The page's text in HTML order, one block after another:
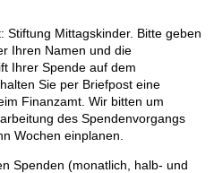
Stiftung Mittagskinder. Bitte geben
Ihren Namen und die
Ihrer Spende auf dem
Sie per Briefpost eine
Finanzamt. Wir bitten um
des Spendenvorgangs
Wochen einplanen.
Spenden (monatlich, halb- und